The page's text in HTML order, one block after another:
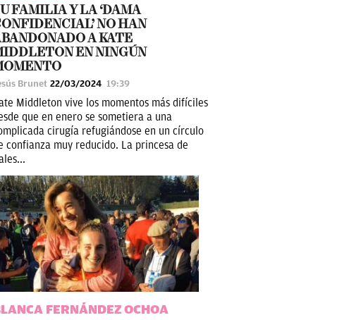
FAMILIA Y LA ‘DAMA
NO HAN
A KATE
EN NINGÚN
Brunet 22/03/2024 19:39
Middleton vive los momentos más difíciles
que en enero se sometiera a una
cirugía refugiándose en un círculo
confianza muy reducido. La princesa de
FERNÁNDEZ OCHOA